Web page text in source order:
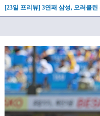
[23일 프리뷰] 3연패 삼성, 오러클